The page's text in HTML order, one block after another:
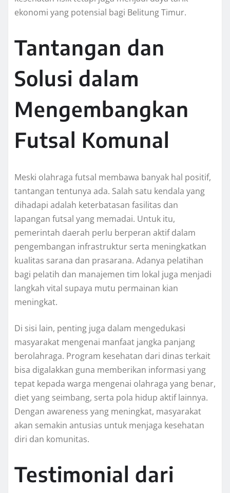
ekonomi yang potensial bagi Belitung Timur.
Tantangan dan
Solusi dalam
Mengembangkan
Futsal Komunal
Meski olahraga futsal membawa banyak hal positif,
tantangan tentunya ada. Salah satu kendala yang
dihadapi adalah keterbatasan fasilitas dan
lapangan futsal yang memadai. Untuk itu,
pemerintah daerah perlu berperan aktif dalam
pengembangan infrastruktur serta meningkatkan
kualitas sarana dan prasarana. Adanya pelatihan
bagi pelatih dan manajemen tim lokal juga menjadi
langkah vital supaya mutu permainan kian
meningkat.
Di sisi lain, penting juga dalam mengedukasi
masyarakat mengenai manfaat jangka panjang
berolahraga. Program kesehatan dari dinas terkait
bisa digalakkan guna memberikan informasi yang
tepat kepada warga mengenai olahraga yang benar,
diet yang seimbang, serta pola hidup aktif lainnya.
Dengan awareness yang meningkat, masyarakat
akan semakin antusias untuk menjaga kesehatan
diri dan komunitas.
Testimonial dari